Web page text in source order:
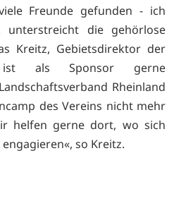
Freunde gefunden - ich
unterstreicht die gehörlose
Kreitz, Gebietsdirektor der
ist als Sponsor gerne
Rheinland
des Vereins nicht mehr
helfen gerne dort, wo sich
so Kreitz.